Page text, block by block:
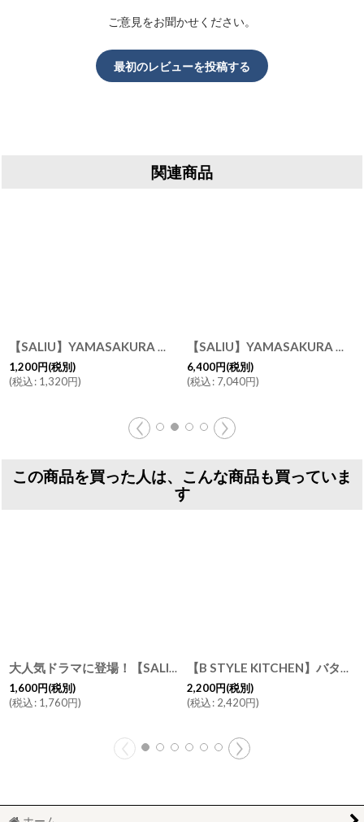
ご意見をお聞かせください。
最初のレビューを投稿する
関連商品
31662]
【SALIU】YAMASAKURA 山桜 道具やすめ 12ｃｍ 山桜材 さくら 天然木 木製 日本製
1,200円(税別)
(税込: 1,320円)
【SALIU】YAMASAKURA 山桜 まないた 大 40ｃｍ 天然木 /山桜材/さくら/天然木/まな板/カッティングボード/木製/日本製
6,400円(税別)
(税込: 7,040円)
この商品を買った人は、こんな商品も買っていま
す
大人気ドラマに登場！【SALIU】マグカップ SA02 マグ ホワイト 白 ネイビー 紺 イエロー 黄色 サリウ 陶器 日本製 ロロ LOLO
1,600円(税別)
(税込: 1,760円)
【B STYLE KITCHEN】バターケース 200g 保存容器 バターボックス 木葢 日本製 シンプル かわいい 木製 チーク材 陶器 白磁 磁器 LOLO 北欧
2,200円(税別)
(税込: 2,420円)